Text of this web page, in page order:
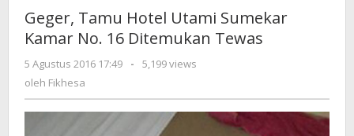
Hotel
Utami
Sumekar
Tewas
Geger, Tamu Hotel Utami Sumekar
Kamar No. 16 Ditemukan Tewas
5 Agustus 2016 17:49
oleh
-
5,199 views
oleh Fikhesa